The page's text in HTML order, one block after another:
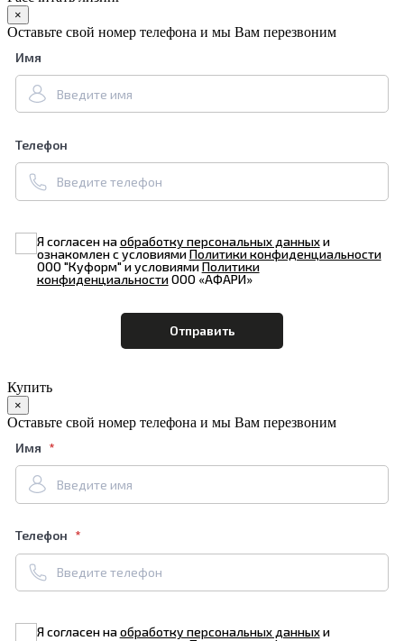
×
Оставьте свой номер телефона и мы Вам перезвоним
Имя
Телефон
Я согласен наобработку персональных данныхи
ознакомлен с условиямиПолитики конфиденциальности
ООО "Куформ" и условиямиПолитики
конфиденциальностиООО «АФАРИ»
Купить
×
Оставьте свой номер телефона и мы Вам перезвоним
Имя
Телефон
Я согласен наобработку персональных данныхи